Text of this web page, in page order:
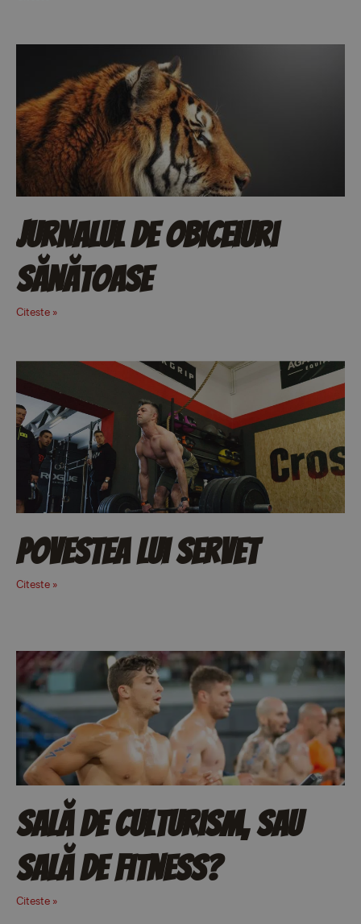
Jurnalul de obiceiuri
sănătoase
Citeste »
Povestea lui Servet
Citeste »
Sală de culturism, sau
sală de fitness?
Citeste »